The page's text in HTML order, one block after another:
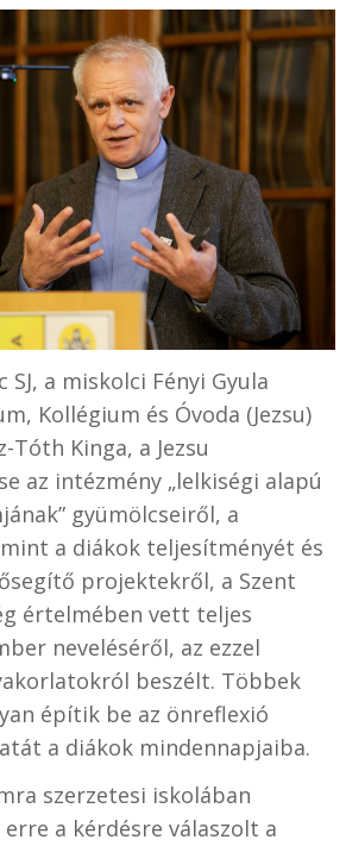
SJ, a miskolci Fényi Gyula
Kollégium és Óvoda (Jezsu)
Tóth Kinga, a Jezsu
az intézmény „lelkiségi alapú
gyümölcseiről, a
a diákok teljesítményét és
projektekről, a Szent
értelmében vett teljes
neveléséről, az ezzel
beszélt. Többek
építik be az önreflexió
a diákok mindennapjaiba.
szerzetesi iskolában
a kérdésre válaszolt a